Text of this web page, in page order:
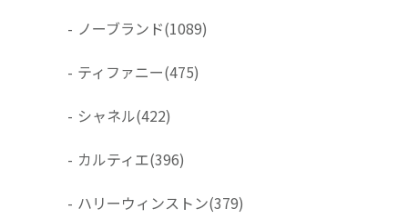
- ノーブランド(1089)
- ティファニー(475)
- シャネル(422)
- カルティエ(396)
- ハリーウィンストン(379)